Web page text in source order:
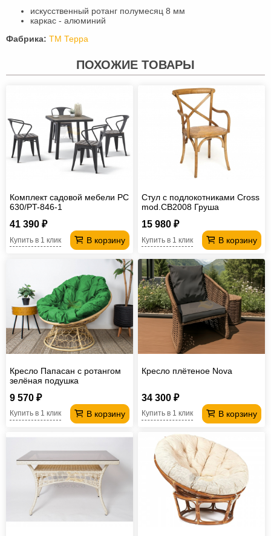
искусственный ротанг полумесяц 8 мм
каркас - алюминий
Фабрика: ТМ Терра
ПОХОЖИЕ ТОВАРЫ
Комплект садовой мебели PC
630/PT-846-1
41 390 ₽
В корзину
Купить в 1 клик
Стул с подлокотниками Cross
mod.CB2008 Груша
15 980 ₽
В корзину
Купить в 1 клик
Кресло Папасан с ротангом
зелёная подушка
9 570 ₽
В корзину
Купить в 1 клик
Кресло плётеное Nova
34 300 ₽
В корзину
Купить в 1 клик